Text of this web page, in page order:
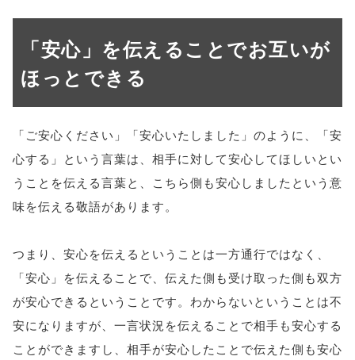
「安心」を伝えることでお互いが
ほっとできる
「ご安心ください」「安心いたしました」のように、「安
心する」という言葉は、相手に対して安心してほしいとい
うことを伝える言葉と、こちら側も安心しましたという意
味を伝える敬語があります。
つまり、安心を伝えるということは一方通行ではなく、
「安心」を伝えることで、伝えた側も受け取った側も双方
が安心できるということです。わからないということは不
安になりますが、一言状況を伝えることで相手も安心する
ことができますし、相手が安心したことで伝えた側も安心